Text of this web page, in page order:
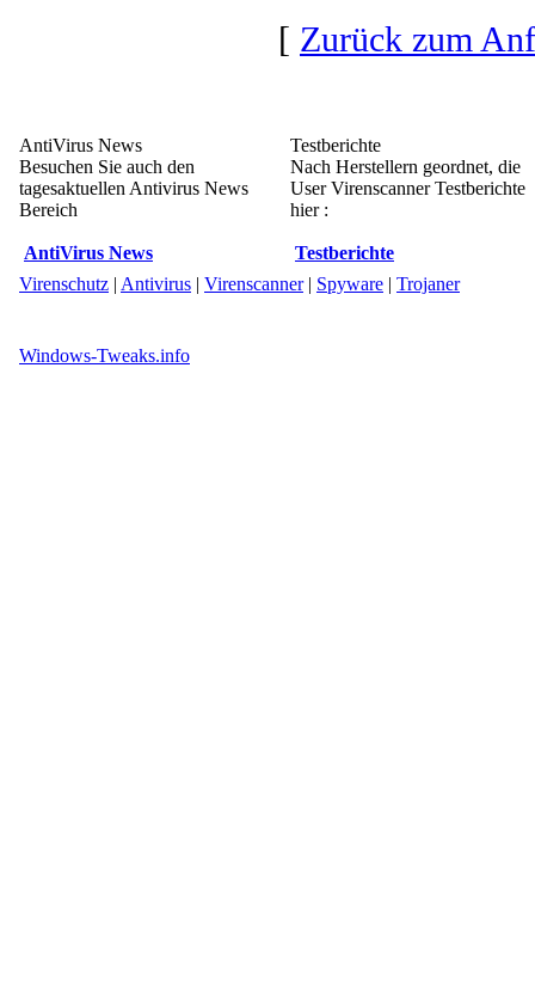
[ Zurück zum
AntiVirus News
Besuchen Sie auch den
tagesaktuellen Antivirus News
Bereich
AntiVirus News
Testberichte
Nach Herstellern geordnet, die
User Virenscanner Testberichte
hier :
Testberichte
Virenschutz | Antivirus | Virenscanner| Spyware | Trojaner
Windows-Tweaks.info